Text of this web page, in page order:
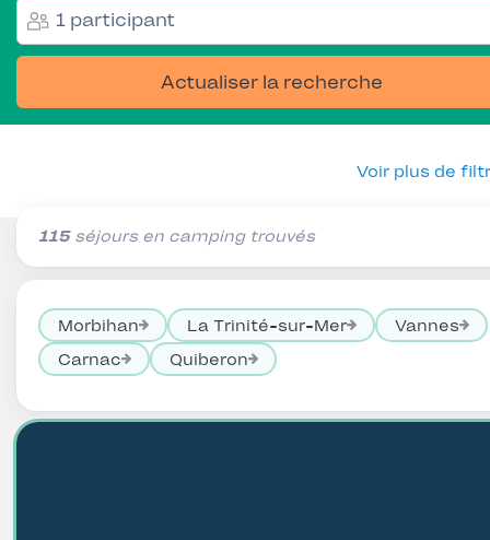
1 participant
Actualiser la recherche
Voir plus de
115séjours en camping trouvés
Morbihan La Trinité-sur-Mer
Vannes
Carnac
Quiberon